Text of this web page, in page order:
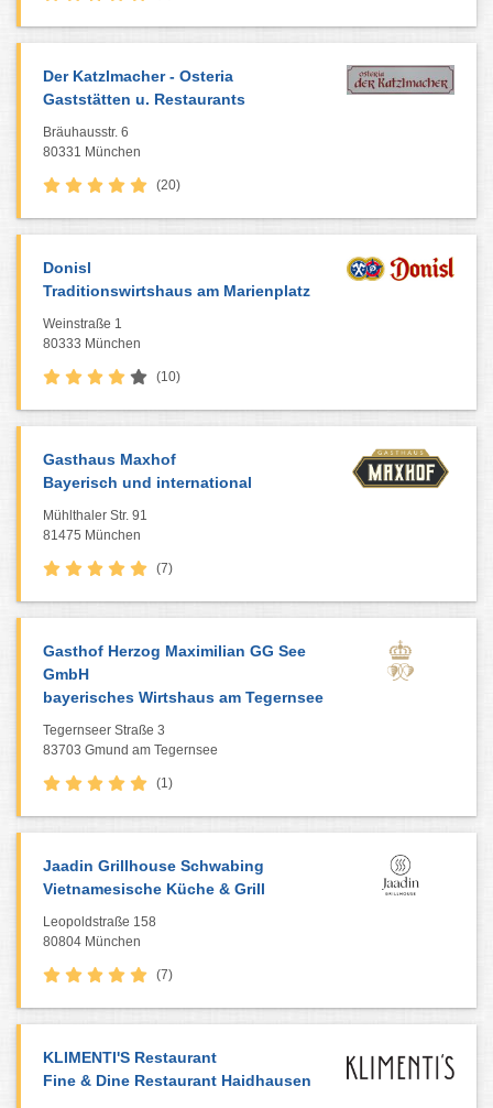
Der Katzlmacher - Osteria
Gaststätten u. Restaurants
Bräuhausstr. 6
80331 München
(20)
Donisl
Traditionswirtshaus am Marienplatz
Weinstraße 1
80333 München
(10)
Gasthaus Maxhof
Bayerisch und international
Mühlthaler Str. 91
81475 München
(7)
Gasthof Herzog Maximilian GG See
GmbH
bayerisches Wirtshaus am Tegernsee
Tegernseer Straße 3
83703 Gmund am Tegernsee
(1)
Jaadin Grillhouse Schwabing
Vietnamesische Küche & Grill
Leopoldstraße 158
80804 München
(7)
KLIMENTI'S Restaurant
Fine & Dine Restaurant Haidhausen